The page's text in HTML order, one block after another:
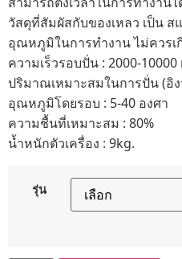
วัสดุที่สัมผัสกับของเหลว เป็น ส
อุณหภูมิในการทำงาน ไม่ควรเ
ความเร็วรอบปั่น : 2000-
ปริมาณเหมาะสมในการปั่น (อิ
อุณหภูมิโดยรอบ : 5-40 องศา
ความชื้นที่เหมาะสม : 80%
น้ำหนักตัวเครื่อง : 9kg.
รุ่น